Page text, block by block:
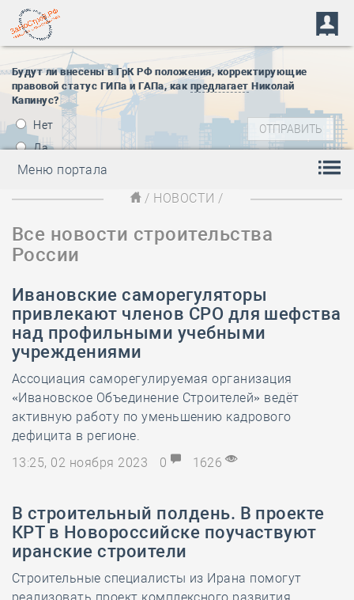
Будут ли внесены в ГрК РФ положения, корректирующие
правовой статус ГИПа и ГАПа, как предлагает Николай
Капинус?
Нет
Да
Меню портала
/ НОВОСТИ /
Все новости строительства
России
Ивановские саморегуляторы
привлекают членов СРО для шефства
над профильными учебными
учреждениями
Ассоциация саморегулируемая организация
«Ивановское Объединение Строителей» ведёт
активную работу по уменьшению кадрового
дефицита в регионе.
13:25, 02 ноября 2023
0 1626
В строительный полдень. В проекте
КРТ в Новороссийске поучаствуют
иранские строители
Строительные специалисты из Ирана помогут